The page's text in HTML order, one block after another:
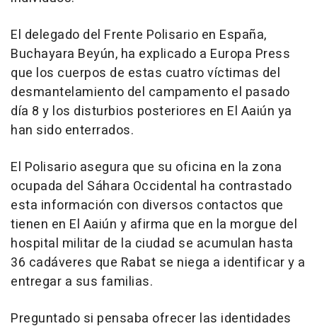
El delegado del Frente Polisario en España,
Buchayara Beyún, ha explicado a Europa Press
que los cuerpos de estas cuatro víctimas del
desmantelamiento del campamento el pasado
día 8 y los disturbios posteriores en El Aaiún ya
han sido enterrados.
El Polisario asegura que su oficina en la zona
ocupada del Sáhara Occidental ha contrastado
esta información con diversos contactos que
tienen en El Aaiún y afirma que en la morgue del
hospital militar de la ciudad se acumulan hasta
36 cadáveres que Rabat se niega a identificar y a
entregar a sus familias.
Preguntado si pensaba ofrecer las identidades